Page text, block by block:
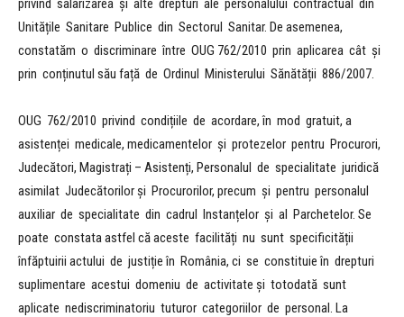
privind salarizarea și alte drepturi ale personalului contractual din
Unitățile Sanitare Publice din Sectorul Sanitar. De asemenea,
constatăm o discriminare între OUG 762/2010 prin aplicarea cât și
prin conținutul său față de Ordinul Ministerului Sănătății 886/2007.
OUG 762/2010 privind condițiile de acordare, în mod gratuit, a
asistenței medicale, medicamentelor și protezelor pentru Procurori,
Judecători, Magistrați – Asistenți, Personalul de specialitate juridică
asimilat Judecătorilor și Procurorilor, precum și pentru personalul
auxiliar de specialitate din cadrul Instanțelor și al Parchetelor. Se
poate constata astfel că aceste facilități nu sunt specificității
înfăptuirii actului de justiție în România, ci se constituie în drepturi
suplimentare acestui domeniu de activitate și totodată sunt
aplicate nediscriminatoriu tuturor categoriilor de personal. La